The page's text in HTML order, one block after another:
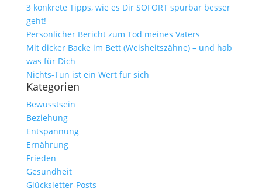
3 konkrete Tipps, wie es Dir SOFORT spürbar besser
geht!
Persönlicher Bericht zum Tod meines Vaters
Mit dicker Backe im Bett (Weisheitszähne) – und hab
was für Dich
Nichts-Tun ist ein Wert für sich
Kategorien
Bewusstsein
Beziehung
Entspannung
Ernährung
Frieden
Gesundheit
Glücksletter-Posts